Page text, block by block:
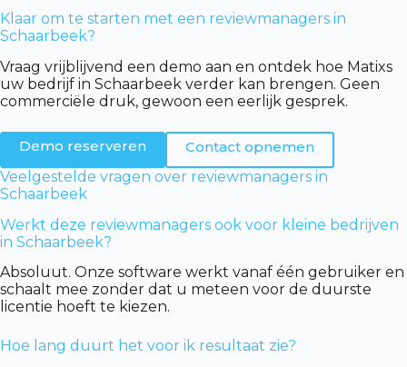
Klaar om te starten met een reviewmanagers in
Schaarbeek?
Vraag vrijblijvend een demo aan en ontdek hoe Matixs
uw bedrijf in Schaarbeek verder kan brengen. Geen
commerciële druk, gewoon een eerlijk gesprek.
Demo reserveren
Contact opnemen
Veelgestelde vragen over reviewmanagers in
Schaarbeek
Werkt deze reviewmanagers ook voor kleine bedrijven
in Schaarbeek?
Absoluut. Onze software werkt vanaf één gebruiker en
schaalt mee zonder dat u meteen voor de duurste
licentie hoeft te kiezen.
Hoe lang duurt het voor ik resultaat zie?